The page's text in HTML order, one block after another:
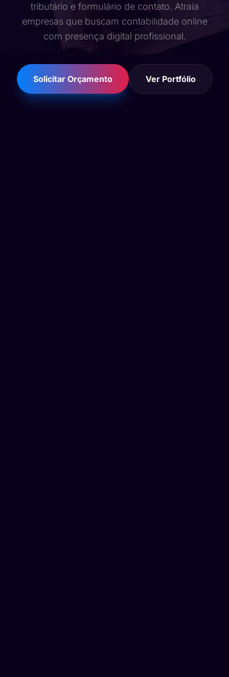
tributário e formulário de contato. Atraia
empresas que buscam contabilidade online
com presença digital profissional.
Solicitar Orçamento Ver Portfólio